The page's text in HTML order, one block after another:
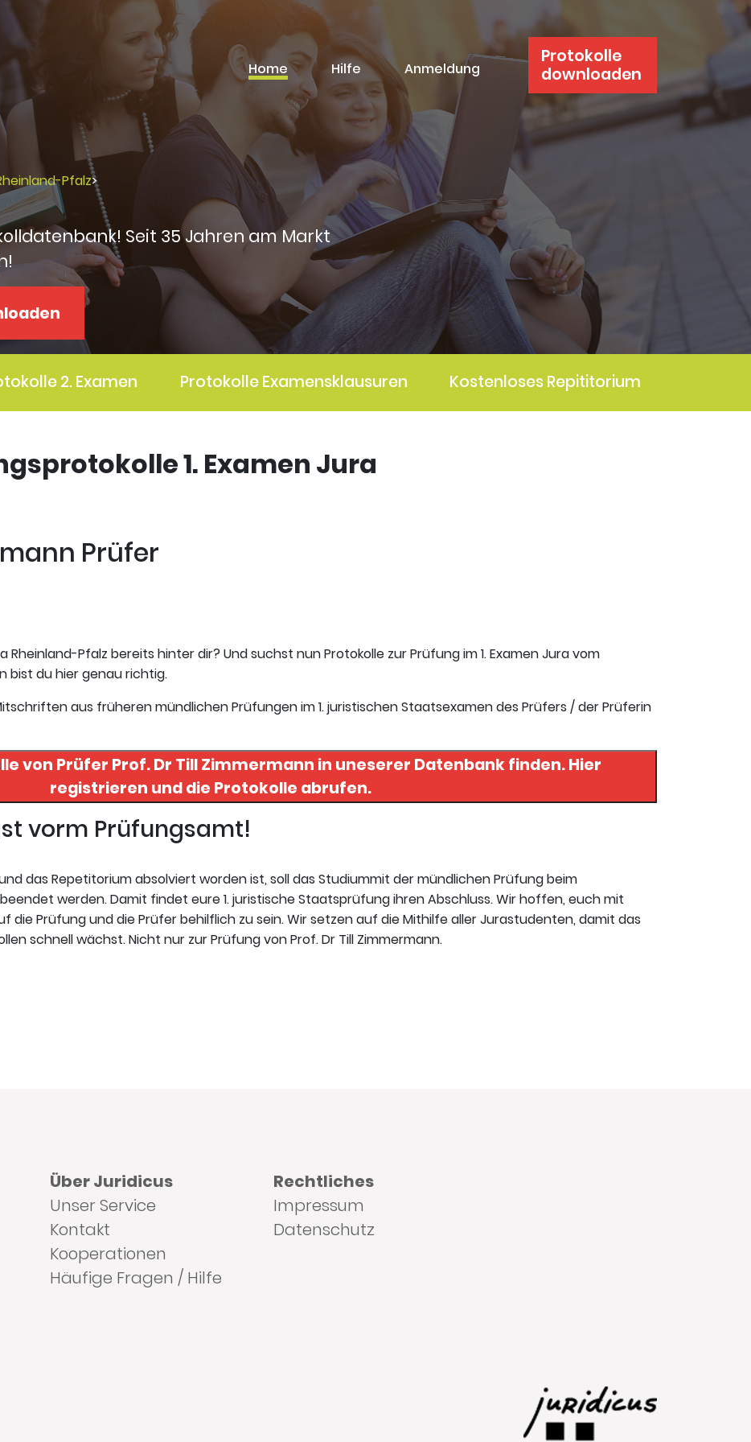
Home Hilfe Anmeldung
Protokolle
downloaden
Pfalz>
Seit 35 Jahren am Markt
2. Examen Protokolle Examensklausuren Kostenloses Repititorium
1. Examen Jura
Prüfer
Rheinland-Pfalz bereits hinter dir? Und suchst nun Protokolle zur Prüfung im 1. Examen Jura vom
bist du hier genau richtig.
aus früheren mündlichen Prüfungen im 1. juristischen Staatsexamen des Prüfers / der Prüferin
von Prüfer Prof. Dr Till Zimmermann in uneserer Datenbank finden. Hier
registrieren und die Protokolle abrufen.
vorm Prüfungsamt!
das Repetitorium absolviert worden ist, soll das Studiummit der mündlichen Prüfung beim
werden. Damit findet eure 1. juristische Staatsprüfung ihren Abschluss. Wir hoffen, euch mit
die Prüfung und die Prüfer behilflich zu sein. Wir setzen auf die Mithilfe aller Jurastudenten, damit das
schnell wächst. Nicht nur zur Prüfung von Prof. Dr Till Zimmermann.
Über Juridicus
Unser Service
Kontakt
Kooperationen
Häufige Fragen / Hilfe
Rechtliches
Impressum
Datenschutz